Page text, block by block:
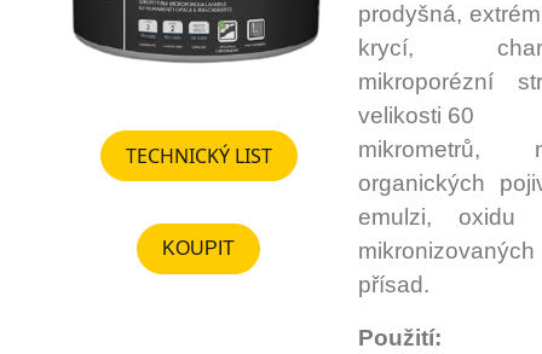
TECHNICKÝ LIST
KOUPIT
prodyšná,
krycí,
mikroporézní
velikosti 60
organických
emulzi, oxidu
přísad.
Použití: